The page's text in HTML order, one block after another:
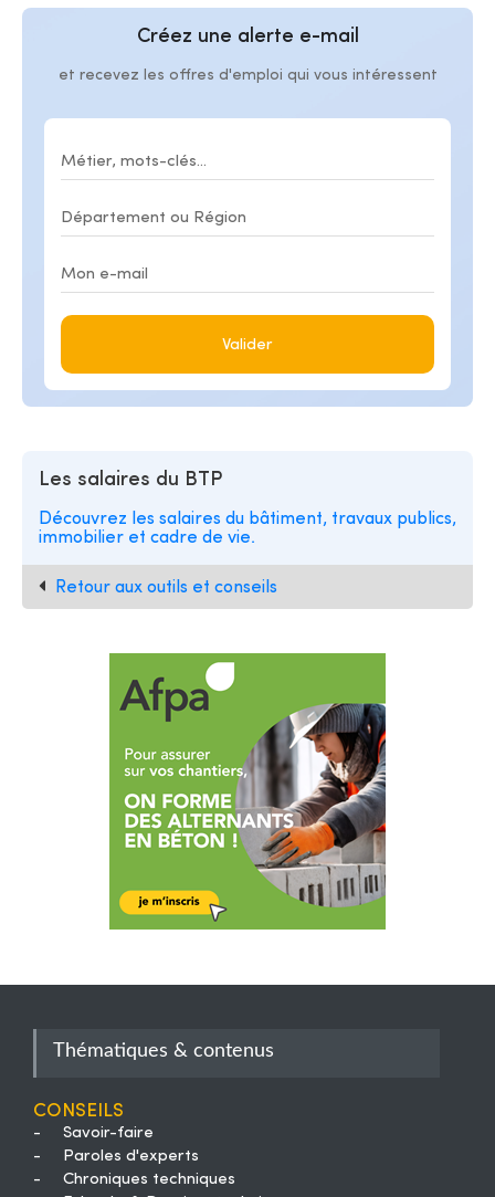
Créez une alerte e-mail
et recevez les offres d'emploi qui vous intéressent
Valider
Les salaires du BTP
Découvrez les salaires du bâtiment, travaux publics,
immobilier et cadre de vie.
Retour aux outils et conseils
Thématiques & contenus
Conseils
-
Savoir-faire
-
Paroles d'experts
-
Chroniques techniques